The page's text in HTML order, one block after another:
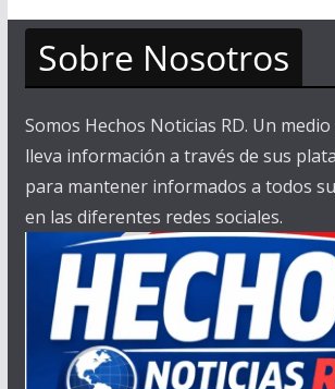
Sobre Nosotros
Somos Hechos Noticias RD. Un
lleva información a través de sus
para mantener informados a todos
en las diferentes redes sociales.